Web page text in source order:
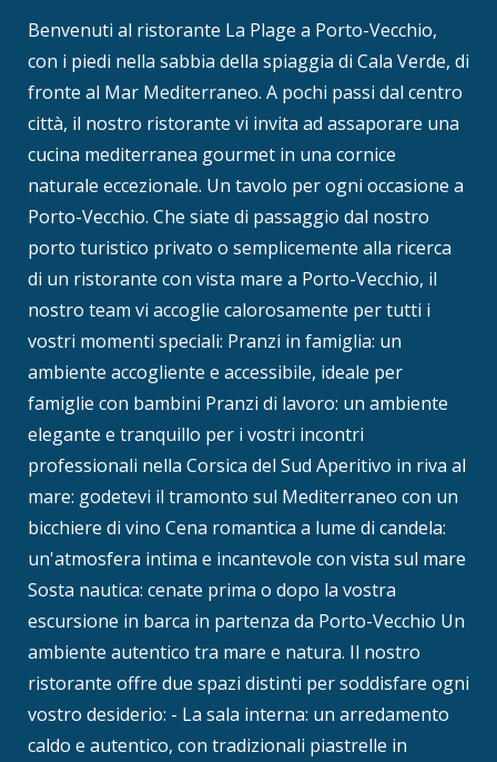
Benvenuti al ristorante La Plage a Porto-Vecchio,
con i piedi nella sabbia della spiaggia di Cala Verde, di
fronte al Mar Mediterraneo. A pochi passi dal centro
città, il nostro ristorante vi invita ad assaporare una
cucina mediterranea gourmet in una cornice
naturale eccezionale. Un tavolo per ogni occasione a
Porto-Vecchio. Che siate di passaggio dal nostro
porto turistico privato o semplicemente alla ricerca
di un ristorante con vista mare a Porto-Vecchio, il
nostro team vi accoglie calorosamente per tutti i
vostri momenti speciali: Pranzi in famiglia: un
ambiente accogliente e accessibile, ideale per
famiglie con bambini Pranzi di lavoro: un ambiente
elegante e tranquillo per i vostri incontri
professionali nella Corsica del Sud Aperitivo in riva al
mare: godetevi il tramonto sul Mediterraneo con un
bicchiere di vino Cena romantica a lume di candela:
un'atmosfera intima e incantevole con vista sul mare
Sosta nautica: cenate prima o dopo la vostra
escursione in barca in partenza da Porto-Vecchio Un
ambiente autentico tra mare e natura. Il nostro
ristorante offre due spazi distinti per soddisfare ogni
vostro desiderio: - La sala interna: un arredamento
caldo e autentico, con tradizionali piastrelle in